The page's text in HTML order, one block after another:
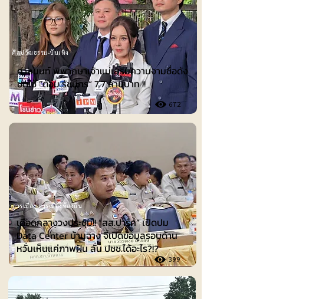
ศาลนนท์ พิพากษาเจ้าแม่เสริมความงามชื่อดัง
ชดใช้ ”ต้อม รัชนีกร“ 7.7 ล้านบาท !!
672
ศิลปวัฒธรรม-บันเทิง
เดือดกลางวงประชุม!! “สส.ปาร์ค” เปิดปม
Data Center บ้านฉาง จี้เปิดข้อมูลรอบด้าน
หวั่นเห็นแค่ภาพฝัน ลั่น ปชช.ได้อะไร?!?
การเมือง-การเมืองท้องถิ่น
399